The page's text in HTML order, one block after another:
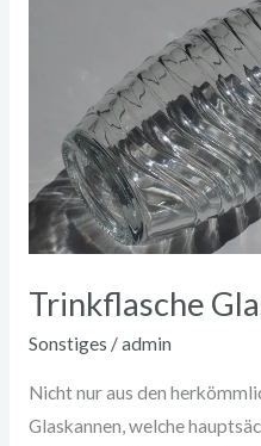
Trinkflasche
Sonstiges /admin
Nicht nur aus den
Glaskannen, welche